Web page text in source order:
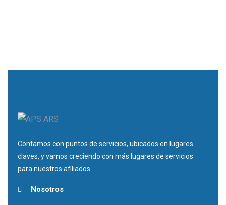
Contamos con puntos de servicios, ubicados en lugares
claves, y vamos creciendo con más lugares de servicios
para nuestros afiliados.
Nosotros